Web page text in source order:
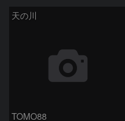
天の川
TOMO88